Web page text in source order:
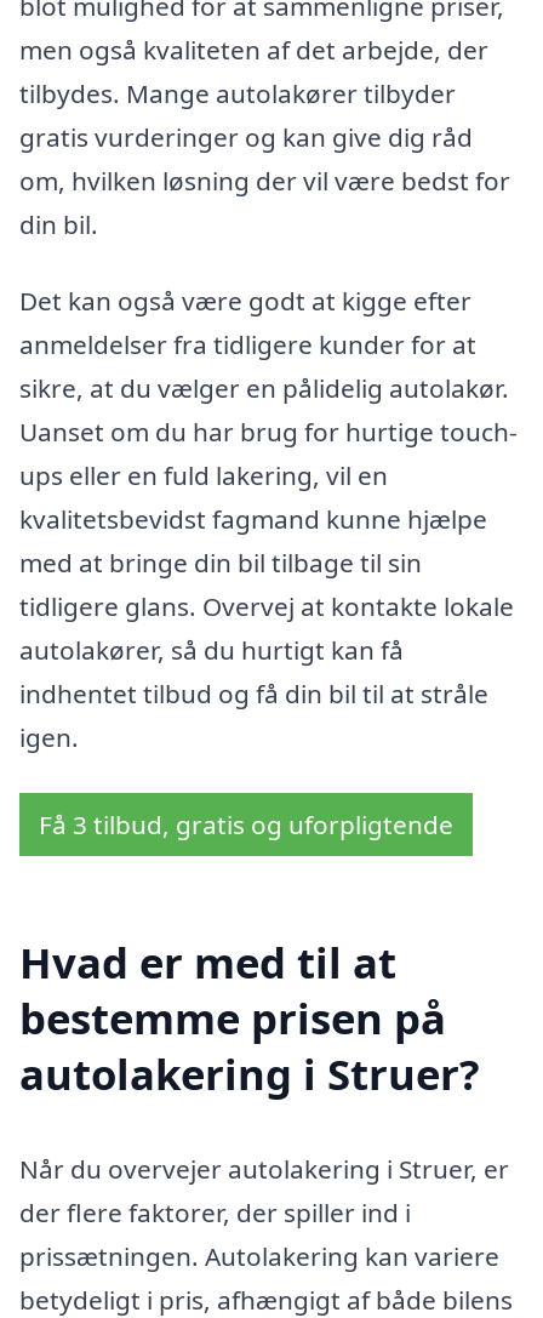
men også kvaliteten af det arbejde, der
tilbydes. Mange autolakører tilbyder
gratis vurderinger og kan give dig råd
om, hvilken løsning der vil være bedst for
din bil.
Det kan også være godt at kigge efter
anmeldelser fra tidligere kunder for at
sikre, at du vælger en pålidelig autolakør.
Uanset om du har brug for hurtige touch-
ups eller en fuld lakering, vil en
kvalitetsbevidst fagmand kunne hjælpe
med at bringe din bil tilbage til sin
tidligere glans. Overvej at kontakte lokale
autolakører, så du hurtigt kan få
indhentet tilbud og få din bil til at stråle
igen.
Få 3 tilbud, gratis og uforpligtende
Hvad er med til at
bestemme prisen på
autolakering i Struer?
Når du overvejer autolakering i Struer, er
der flere faktorer, der spiller ind i
prissætningen. Autolakering kan variere
betydeligt i pris, afhængigt af både bilens